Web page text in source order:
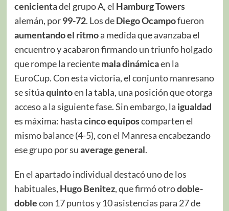
cenicientadel grupo A, el Hamburg Towers
alemán, por99-72. Los deDiego Ocampofueron
aumentando el ritmoa medida que avanzaba el
encuentro y acabaron firmando un triunfo holgado
que rompe la recientemala dinámicaen la
EuroCup. Con esta victoria, el conjunto manresano
se sitúaquintoen la tabla, una posición que otorga
acceso a la siguiente fase. Sin embargo, la igualdad
es máxima: hastacinco equiposcomparten el
mismo balance (4-5), con el Manresa encabezando
ese grupo por suaverage general.
En el apartado individual destacó uno de los
habituales, Hugo Benitez, que firmó otrodoble-
doblecon 17 puntos y 10 asistencias para 27 de